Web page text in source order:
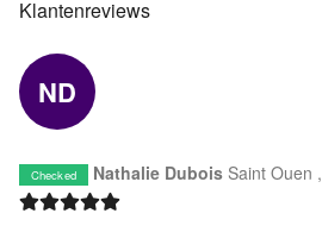
Klantenreviews
ND
Checked Nathalie DuboisSaint Ouen ,